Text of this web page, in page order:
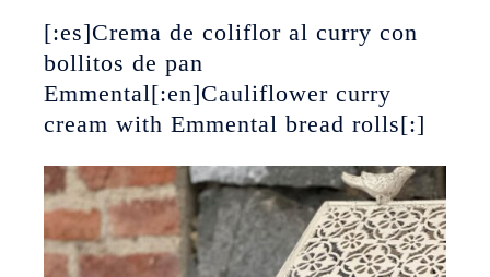
[:es]Crema de coliflor al curry con
bollitos de pan
Emmental[:en]Cauliflower curry
cream with Emmental bread rolls[:]